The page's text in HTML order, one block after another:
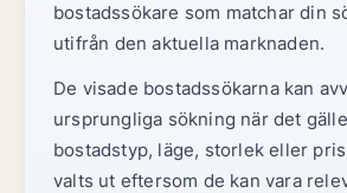
bostadssökare som matchar din
utifrån den aktuella marknaden.
De visade bostadssökarna kan
ursprungliga sökning när det
bostadstyp, läge, storlek eller
valts ut eftersom de kan vara